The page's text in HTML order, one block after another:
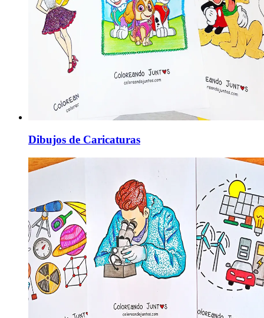
Dibujos de Caricaturas